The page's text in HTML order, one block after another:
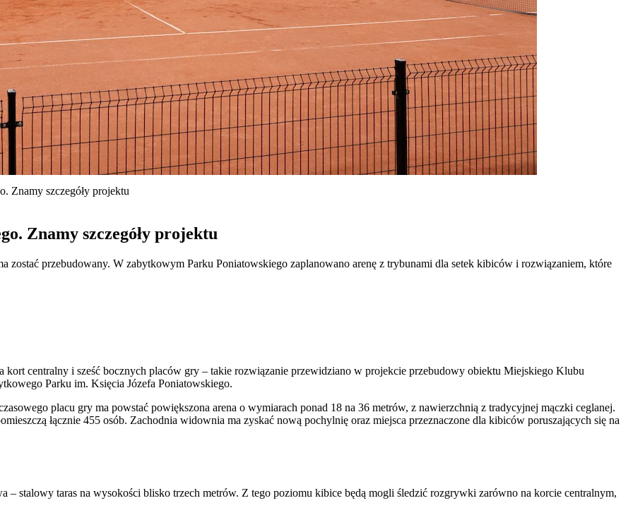
Znamy szczegóły projektu
Znamy szczegóły projektu
przebudowany. W zabytkowym Parku Poniatowskiego zaplanowano arenę z trybunami dla setek kibiców i rozwiązaniem, które
centralny i sześć bocznych placów gry – takie rozwiązanie przewidziano w projekcie przebudowy obiektu Miejskiego Klubu
Parku im. Księcia Józefa Poniatowskiego.
placu gry ma powstać powiększona arena o wymiarach ponad 18 na 36 metrów, z nawierzchnią z tradycyjnej mączki ceglanej.
łącznie 455 osób. Zachodnia widownia ma zyskać nową pochylnię oraz miejsca przeznaczone dla kibiców poruszających się na
– stalowy taras na wysokości blisko trzech metrów. Z tego poziomu kibice będą mogli śledzić rozgrywki zarówno na korcie centralnym,